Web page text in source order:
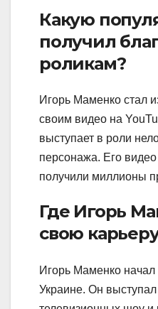
Какую
получил
роликам?
Игорь Маменко стал
своим видео на
выступает в роли
персонажа. Его
получили миллионы
Где Игорь
свою
Игорь Маменко начал
Украине. Он